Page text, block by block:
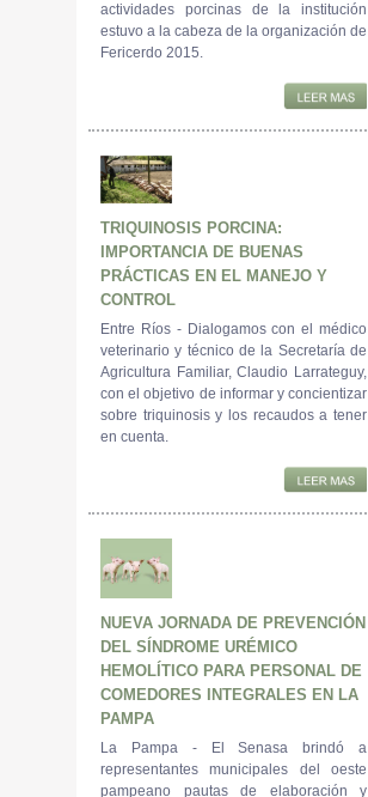
actividades porcinas de la institución
estuvo a la cabeza de la organización de
Fericerdo 2015.
TRIQUINOSIS PORCINA:
IMPORTANCIA DE BUENAS
PRÁCTICAS EN EL MANEJO Y
CONTROL
Entre Ríos - Dialogamos con el médico
veterinario y técnico de la Secretaría de
Agricultura Familiar, Claudio Larrateguy,
con el objetivo de informar y concientizar
sobre triquinosis y los recaudos a tener
en cuenta.
NUEVA JORNADA DE PREVENCIÓN
DEL SÍNDROME URÉMICO
HEMOLÍTICO PARA PERSONAL DE
COMEDORES INTEGRALES EN LA
PAMPA
La Pampa - El Senasa brindó a
representantes municipales del oeste
pampeano pautas de elaboración y